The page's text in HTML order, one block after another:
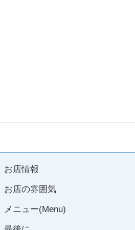
お店情報
お店の雰囲気
メニュー(Menu)